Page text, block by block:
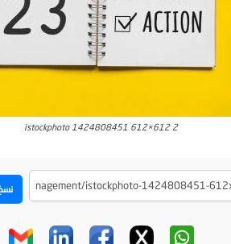
istockphoto 1424808451 612×612 2